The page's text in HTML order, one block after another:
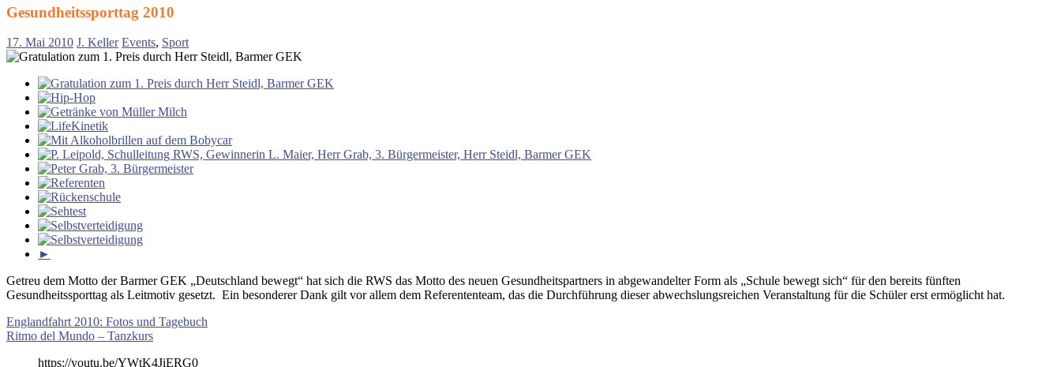
Gesundheitssporttag 2010
17. Mai 2010 J. Keller Events, Sport
►
Getreu dem Motto der Barmer GEK „Deutschland bewegt“ hat sich die RWS das Motto des neuen Gesundheitspartners in abgewandelter Form als „Schule bewegt sich“ für den bereits fünften
Gesundheitssporttag als Leitmotiv gesetzt. Ein besonderer Dank gilt vor allem dem Referententeam, das die Durchführung dieser abwechslungsreichen Veranstaltung für die Schüler erst ermöglicht hat.
Beitragsnavigation
Vorheriger
Beitrag:
Englandfahrt 2010: Fotos und Tagebuch
Nächster
Ritmo del Mundo – Tanzkurs
https://youtu.be/YWtK4JiERG0